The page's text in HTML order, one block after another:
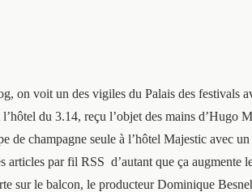
on voit un des vigiles du Palais des festivals
du 3.14, reçu l’objet des mains d’Hugo
champagne seule à l’hôtel Majestic avec
par fil RSS d’autant que ça augmente
sur le balcon, le producteur Dominique